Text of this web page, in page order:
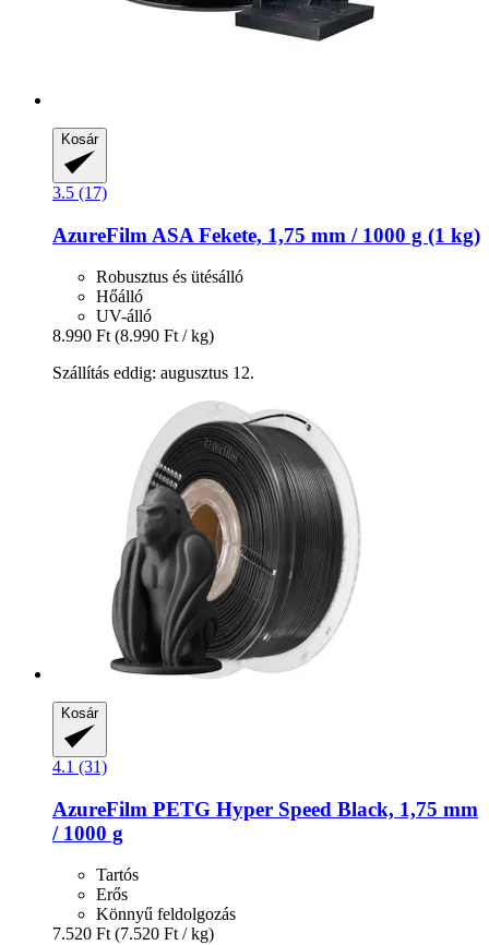
Kosár
3.5 (17)
AzureFilm ASA Fekete, 1,75 mm / 1000 g (1 kg)
Robusztus és ütésálló
Hőálló
UV-álló
8.990 Ft (8.990 Ft / kg)
Szállítás eddig: augusztus 12.
Kosár
4.1 (31)
AzureFilm PETG Hyper Speed Black, 1,75 mm
/ 1000 g
Tartós
Erős
Könnyű feldolgozás
7.520 Ft (7.520 Ft / kg)